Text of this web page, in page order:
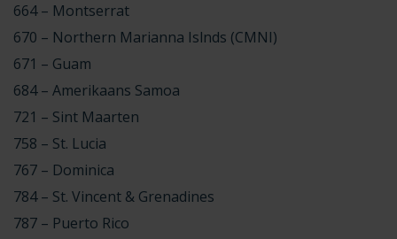
664 – Montserrat
670 – Northern Marianna Islnds (CMNI)
671 – Guam
684 – Amerikaans Samoa
721 – Sint Maarten
758 – St. Lucia
767 – Dominica
784 – St. Vincent & Grenadines
787 – Puerto Rico